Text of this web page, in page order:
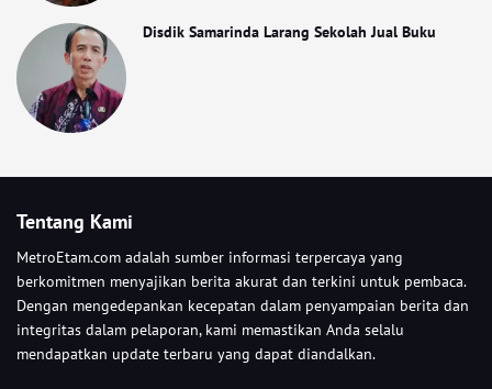
Disdik Samarinda Larang Sekolah Jual Buku
Tentang Kami
MetroEtam.com adalah sumber informasi terpercaya yang
berkomitmen menyajikan berita akurat dan terkini untuk pembaca.
Dengan mengedepankan kecepatan dalam penyampaian berita dan
integritas dalam pelaporan, kami memastikan Anda selalu
mendapatkan update terbaru yang dapat diandalkan.